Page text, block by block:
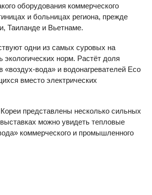
оборудования коммерческого
и больницах региона, прежде
Таиланде и Вьетнаме.
одни из самых суровых на
экологических норм. Растёт доля
«воздух-вода» и водонагревателей Eco
вместо электрических
представлены несколько сильных
можно увидеть тепловые
коммерческого и промышленного